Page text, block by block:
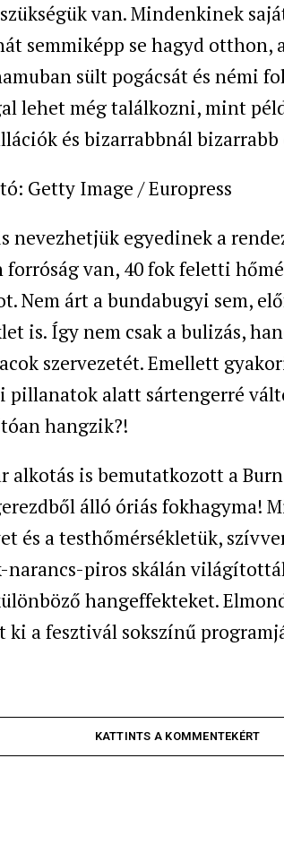
van. Mindenkinek
semmiképp se hagyd otthon,
sült pogácsát és némi
lehet még találkozni, mint
és bizarrabbnál
Getty Image / Europress
nevezhetjük egyedinek a
forróság van, 40 fok feletti
Nem árt a bundabugyi sem,
is. Így nem csak a bulizás,
szervezetét. Emellett
pillanatok alatt sártengerré
hangzik?!
alkotás is bemutatkozott a
álló óriás fokhagyma!
és a testhőmérsékletük,
narancs-piros skálán
hangeffekteket.
ki a fesztivál sokszínű
KATTINTS A KOMMENTEKÉRT